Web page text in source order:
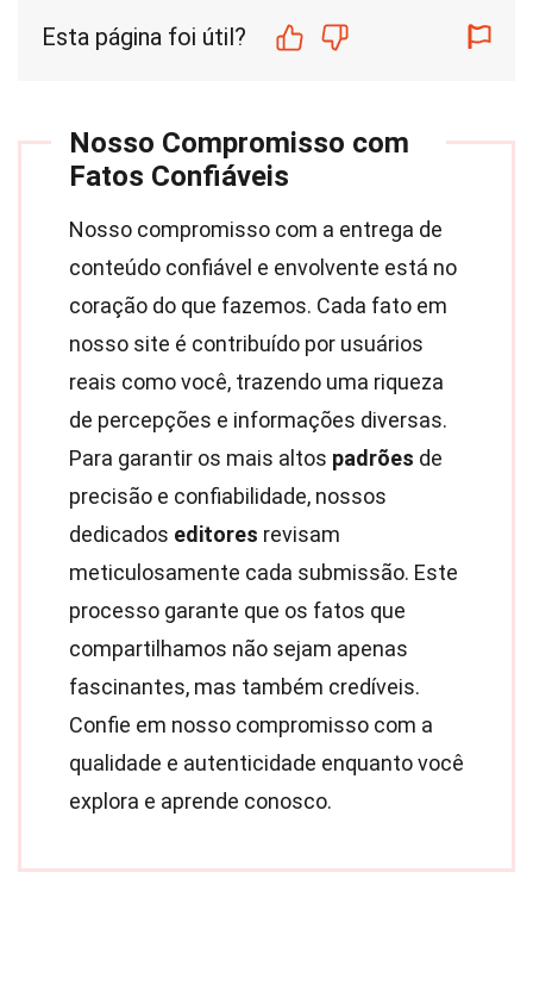
Esta página foi útil?
Nosso Compromisso com
Fatos Confiáveis
Nosso compromisso com a entrega de
conteúdo confiável e envolvente está no
coração do que fazemos. Cada fato em
nosso site é contribuído por usuários
reais como você, trazendo uma riqueza
de percepções e informações diversas.
Para garantir os mais altos padrões de
precisão e confiabilidade, nossos
dedicados editores revisam
meticulosamente cada submissão. Este
processo garante que os fatos que
compartilhamos não sejam apenas
fascinantes, mas também credíveis.
Confie em nosso compromisso com a
qualidade e autenticidade enquanto você
explora e aprende conosco.